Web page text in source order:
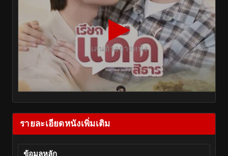
▶
เล่นตัวอย่างหนัง
รายละเอียดหนังเพิ่มเติม
ข้อมูลหลัก